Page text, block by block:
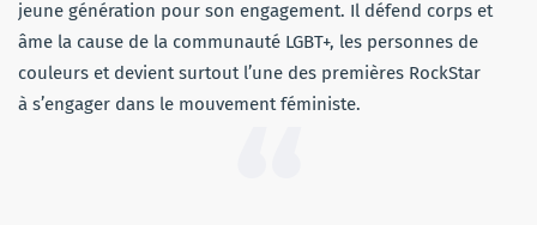
jeune génération pour son engagement. Il défend corps et
âme la cause de la communauté LGBT+, les personnes de
couleurs et devient surtout l’une des premières RockStar
à s’engager dans le mouvement féministe.